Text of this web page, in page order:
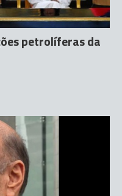
petrolíferas da